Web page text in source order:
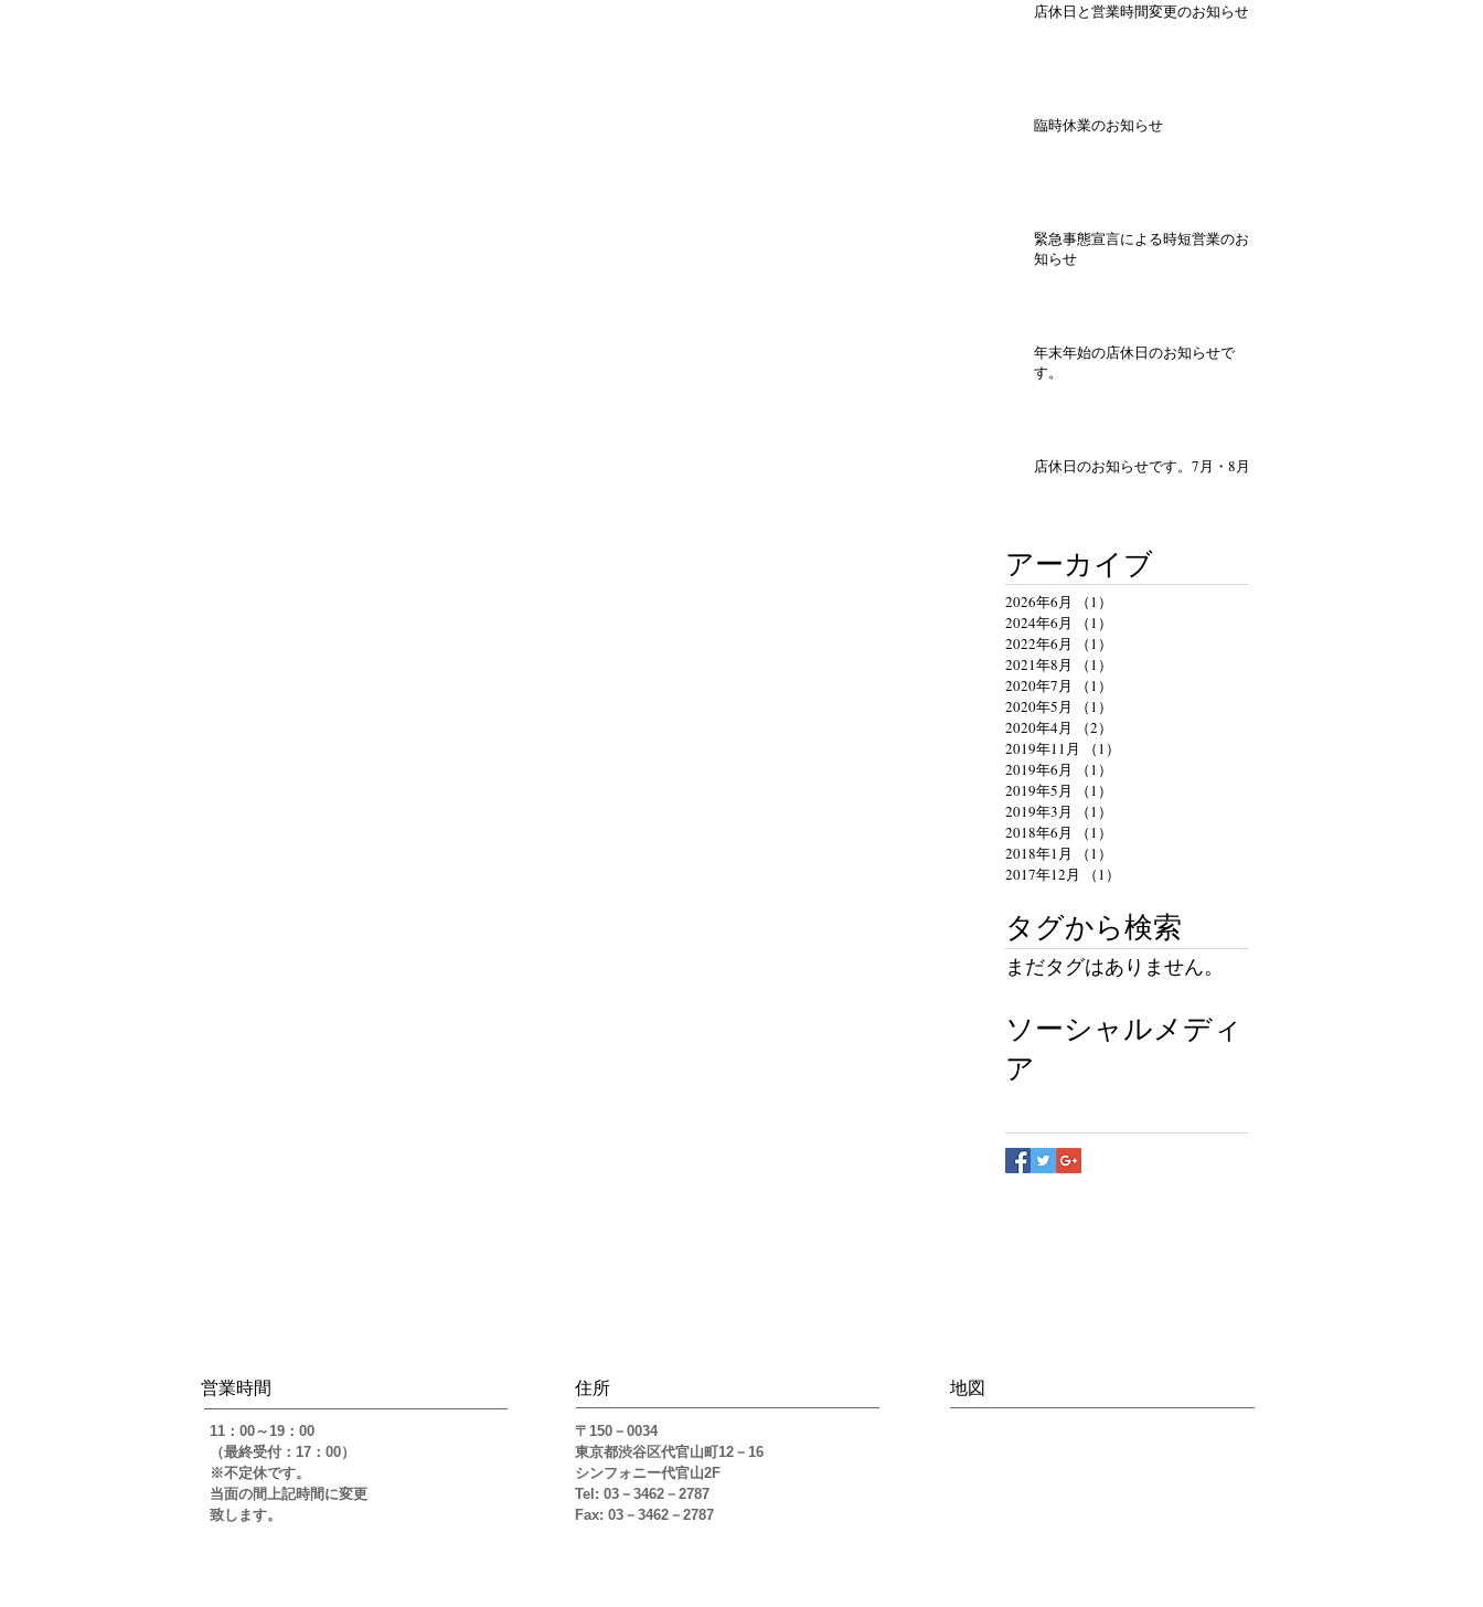
店休日と営業時間変更のお知らせ
臨時休業のお知らせ
緊急事態宣言による時短営業のお
知らせ
年末年始の店休日のお知らせで
す。
店休日のお知らせです。7月・8月
アーカイブ
2026年6月 （1）
2024年6月
（1）
2022年6月
（1）
2021年8月
（1）
2020年7月
（1）
2020年5月
（1）
2020年4月
（2）
2019年11月
（1）
2019年6月
（1）
2019年5月
（1）
2019年3月
（1）
2018年6月
（1）
2018年1月
（1）
2017年12月
（1）
タグから検索
まだタグはありません。
ソーシャルメディ
ア
​営業時間
​11：00～19：00
（最終受付：17：00）
※不定休です。
当面の間上記時間に変更
​致します。
​住所
〒150－0034
東京都渋谷区代官山町12－16
シンフォニー代官山2F
Tel: 03－3462－2787
Fax: 03－3462－2787​
地図